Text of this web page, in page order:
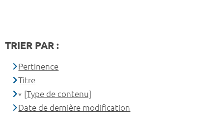
TRIER PAR :
Pertinence
Titre
[Type de contenu]
Date de dernière modification